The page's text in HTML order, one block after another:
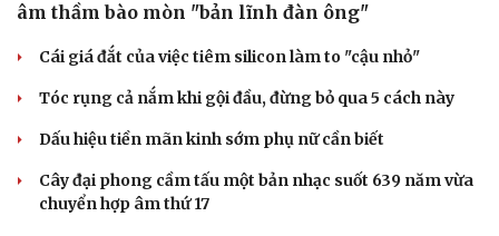
âm thầm bào mòn "bản lĩnh đàn ông"
Cái giá đắt của việc tiêm silicon làm to "cậu nhỏ"
Tóc rụng cả nắm khi gội đầu, đừng bỏ qua 5 cách này
Dấu hiệu tiền mãn kinh sớm phụ nữ cần biết
Cây đại phong cầm tấu một bản nhạc suốt 639 năm vừa
chuyển hợp âm thứ 17